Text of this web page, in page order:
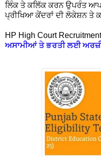
ਲਿੰਕ ਤੇ ਕਲਿੱਕ ਕਰਨ ਉਪਰੰਤ
ਪ੍ਰੀਖਿਆ ਕੇਂਦਰਾਂ ਦੀ ਲੋਕੇਸ਼ਨ ਤੇ
HP High Court
ਅਸਾਮੀਆਂ ਤੇ ਭਰਤੀ ਲਈ